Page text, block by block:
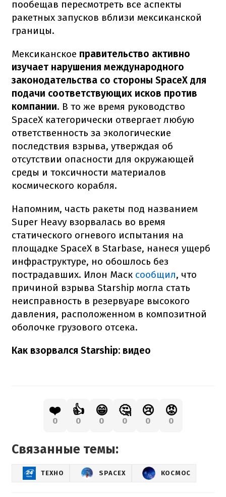
пообещав пересмотреть все аспекты
ракетных запусков вблизи мексиканской
границы.
Мексиканское правительство активно
изучает нарушения международного
законодательства со стороны SpaceX для
подачи соответствующих исков против
компании. В то же время руководство
SpaceX категорически отвергает любую
ответственность за экологические
последствия взрыва, утверждая об
отсутствии опасности для окружающей
среды и токсичности материалов
космического корабля.
Напомним, часть ракеты под названием
Super Heavy взорвалась во время
статического огневого испытания на
площадке SpaceX в Starbase, нанеся ущерб
инфраструктуре, но обошлось без
пострадавших. Илон Маск сообщил, что
причиной взрыва Starship могла стать
неисправность в резервуаре высокого
давления, расположенном в композитной
оболочке грузового отсека.
Как взорвался Starship: видео
❤️
0
👍
0
😁
0
🤔
0
😢
0
😡
0
Связанные темы:
ТЕХНО SPACEX КОСМОС